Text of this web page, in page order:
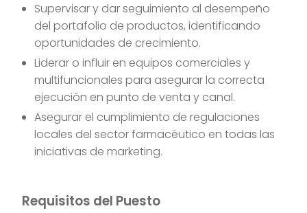
Supervisar y dar seguimiento al desempeño
del portafolio de productos, identificando
oportunidades de crecimiento.
Liderar o influir en equipos comerciales y
multifuncionales para asegurar la correcta
ejecución en punto de venta y canal.
Asegurar el cumplimiento de regulaciones
locales del sector farmacéutico en todas las
iniciativas de marketing.
Requisitos del Puesto